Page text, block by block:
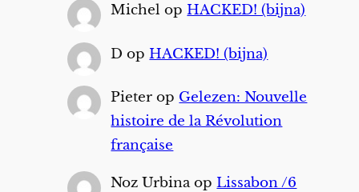
Michel opHACKED! (bijna)
D opHACKED! (bijna)
Pieter op Gelezen: Nouvelle
histoire de la Révolution
française
Noz UrbinaopLissabon /6